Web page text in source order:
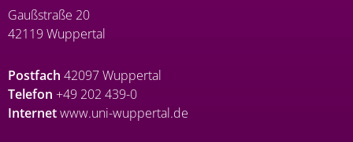
Gaußstraße 20
42119 Wuppertal
Postfach 42097 Wuppertal
Telefon +49 202 439-0
Internetwww.uni-wuppertal.de